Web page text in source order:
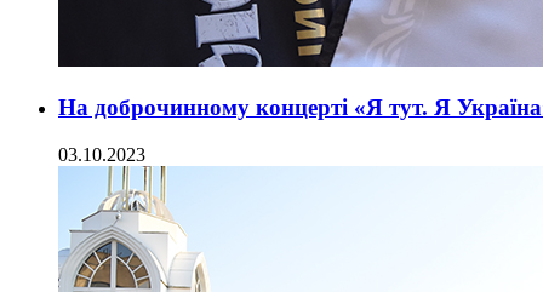
На доброчинному концерті «Я тут. Я
03.10.2023